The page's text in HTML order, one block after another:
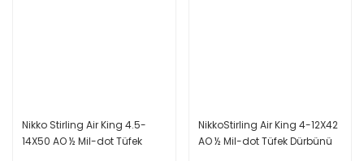
Nikko Stirling Air King 4.5-
14X50 AO ½ Mil-dot Tüfek
NikkoStirling Air King 4-12X42
AO ½ Mil-dot Tüfek Dürbünü